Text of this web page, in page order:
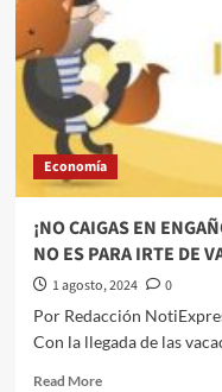
tiene
avance
de
92
por
ciento;
se
concluirá
en
de
2024
Economía
¡NO CAIGAS EN
NO ES PARA IRTE DE
1 agosto, 2024
0
Por Redacción
Con la llegada de las
Read MoreRead